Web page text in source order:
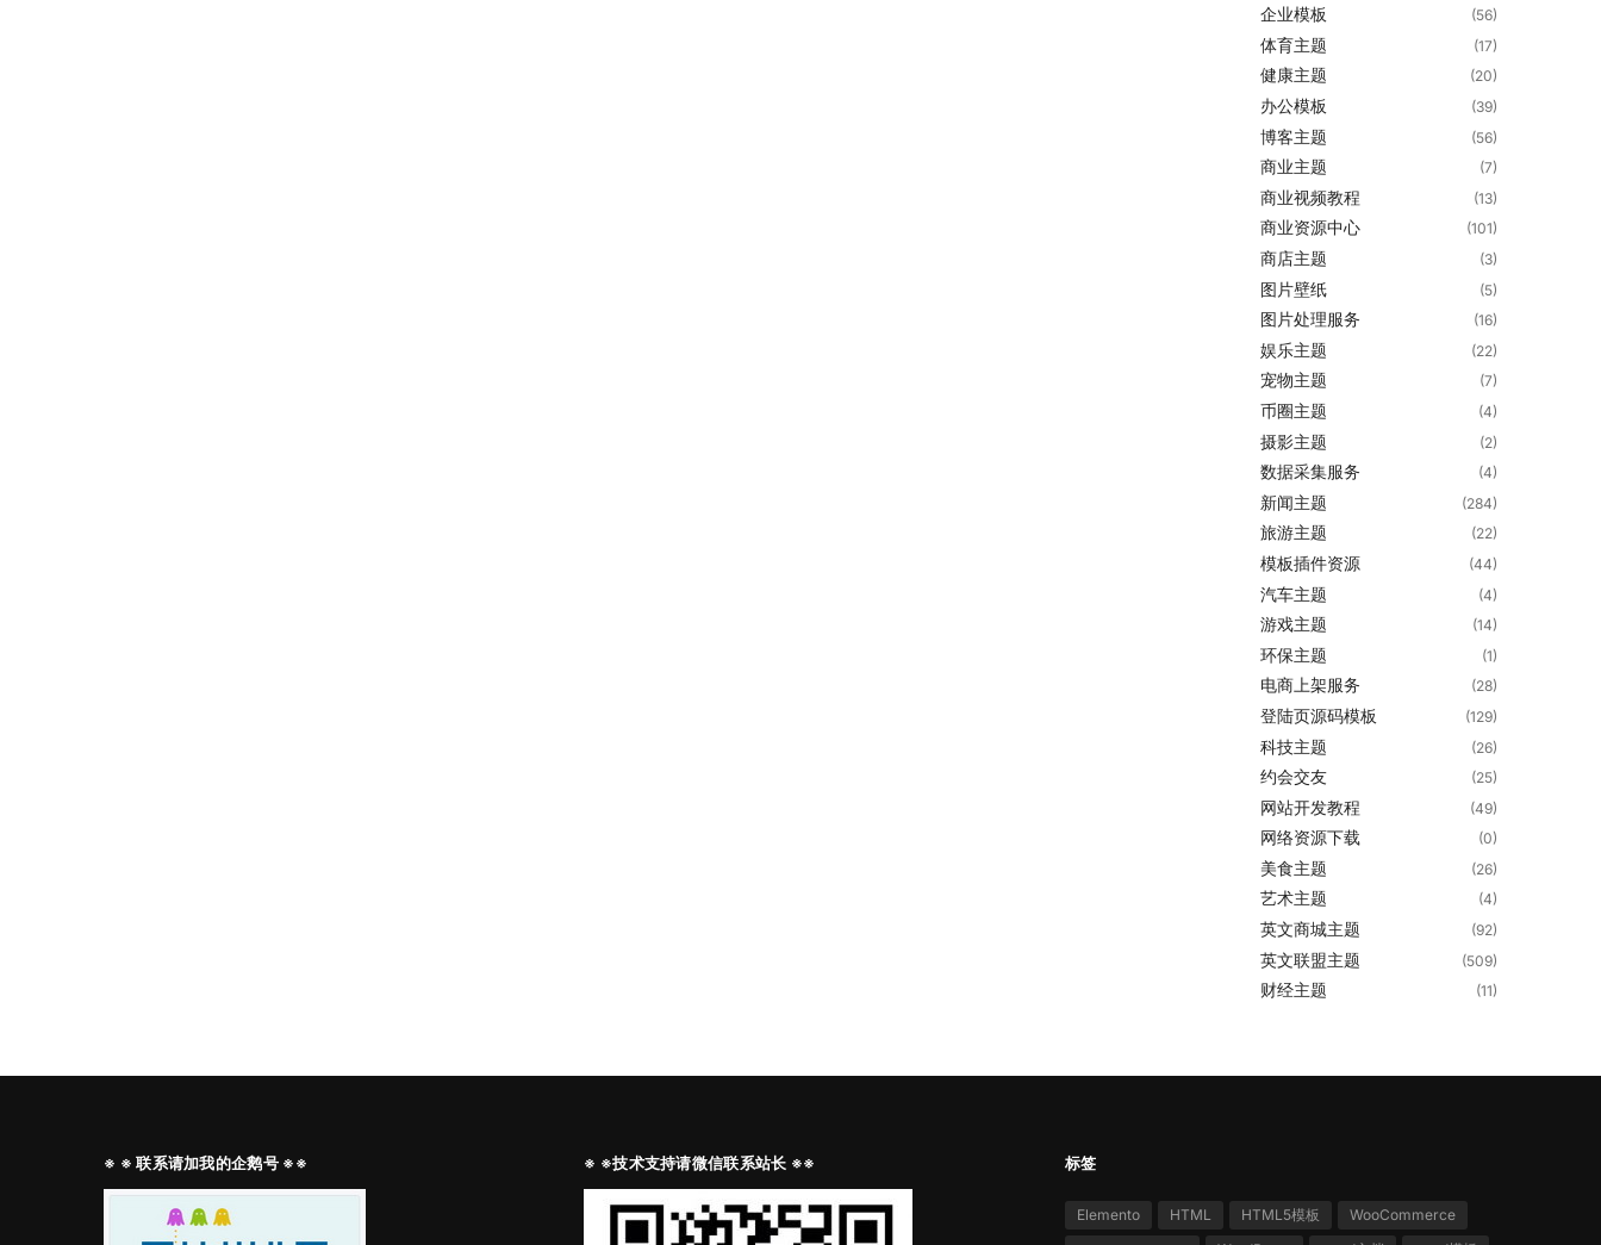
企业模板 (56)
体育主题 (17)
健康主题 (20)
办公模板 (39)
博客主题 (56)
商业主题 (7)
商业视频教程 (13)
商业资源中心 (101)
商店主题 (3)
图片壁纸 (5)
图片处理服务 (16)
娱乐主题 (22)
宠物主题 (7)
币圈主题 (4)
摄影主题 (2)
数据采集服务 (4)
新闻主题 (284)
旅游主题 (22)
模板插件资源 (44)
汽车主题 (4)
游戏主题 (14)
环保主题 (1)
电商上架服务 (28)
登陆页源码模板 (129)
科技主题 (26)
约会交友 (25)
网站开发教程 (49)
网络资源下载 (0)
美食主题 (26)
艺术主题 (4)
英文商城主题 (92)
英文联盟主题 (509)
财经主题 (11)
※ ※ 联系请加我的企鹅号 ※※ ※ ※技术支持请微信联系站长 ※※ 标签
Elemento HTML HTML5模板
WooCommerce